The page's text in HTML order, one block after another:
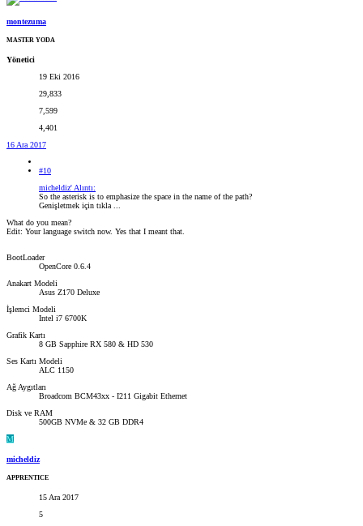
montezuma
MASTER YODA
Yönetici
19 Eki 2016
29,833
7,599
4,401
16 Ara 2017
#10
micheldiz' Alıntı:
So the asterisk is to emphasize the space in the name of the path?
Genişletmek için tıkla ...
What do you mean?
Edit: Your language switch now. Yes that I meant that.
BootLoader
OpenCore 0.6.4
Anakart Modeli
Asus Z170 Deluxe
İşlemci Modeli
Intel i7 6700K
Grafik Kartı
8 GB Sapphire RX 580 & HD 530
Ses Kartı Modeli
ALC 1150
Ağ Aygıtları
Broadcom BCM43xx - I211 Gigabit Ethernet
Disk ve RAM
500GB NVMe & 32 GB DDR4
M
micheldiz
APPRENTICE
15 Ara 2017
5